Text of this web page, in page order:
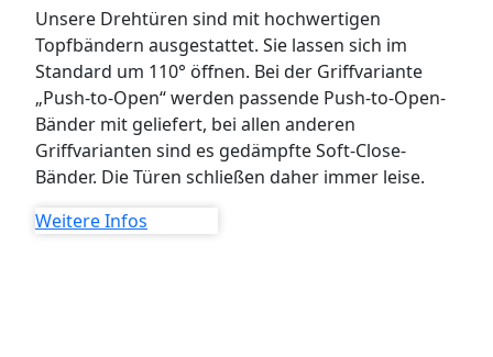
Unsere Drehtüren sind mit hochwertigen
Topfbändern ausgestattet. Sie lassen sich im
Standard um 110° öffnen. Bei der Griffvariante
„Push-to-Open“ werden passende Push-to-Open-
Bänder mit geliefert, bei allen anderen
Griffvarianten sind es gedämpfte Soft-Close-
Bänder. Die Türen schließen daher immer leise.
Weitere Infos